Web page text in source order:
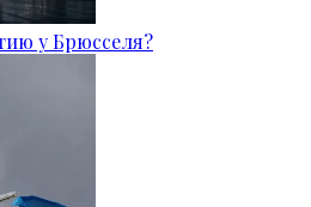
у Брюсселя?